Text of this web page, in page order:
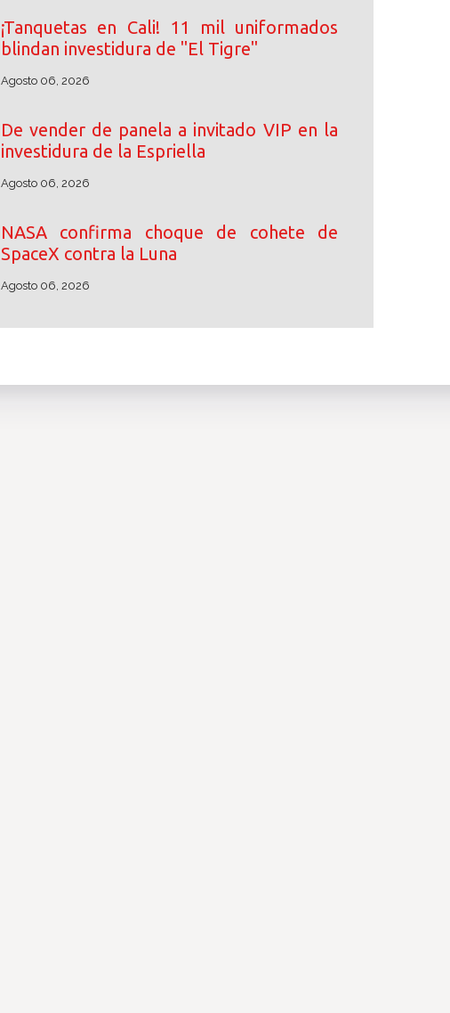
¡Tanquetas en Cali! 11 mil uniformados
blindan investidura de "El Tigre"
Agosto 06, 2026
De vender de panela a invitado VIP en la
investidura de la Espriella
Agosto 06, 2026
NASA confirma choque de cohete de
SpaceX contra la Luna
Agosto 06, 2026